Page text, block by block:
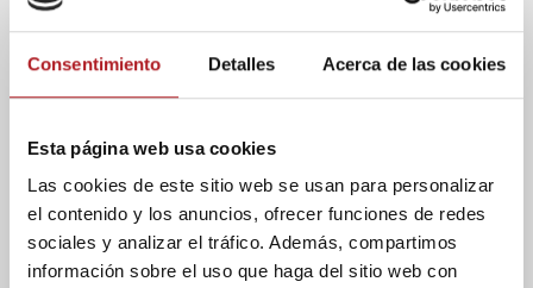
Consentimiento Detalles Acerca de las cookies
Esta página web usa cookies
Las cookies de este sitio web se usan para personalizar
el contenido y los anuncios, ofrecer funciones de redes
sociales y analizar el tráfico. Además, compartimos
información sobre el uso que haga del sitio web con
red. Gracias a su inmediatez el espectador puede
audiovisual. Aunque no es la única forma. En
España se realizan más de 250 festivales de
directores, productores y el público que
comparten una afición en común: la pasión por los
cortometrajes. Esta iniciativa es otra buena
oportunidad para proyectar los trabajos
audiovisuales.